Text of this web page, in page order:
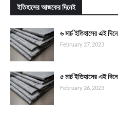
ইতিহাসের আজকের দিনেই
৬ মার্চ ইতিহাসের এই দিনে
February 27, 2023
৫ মার্চ ইতিহাসের এই দিনে
February 26, 2023